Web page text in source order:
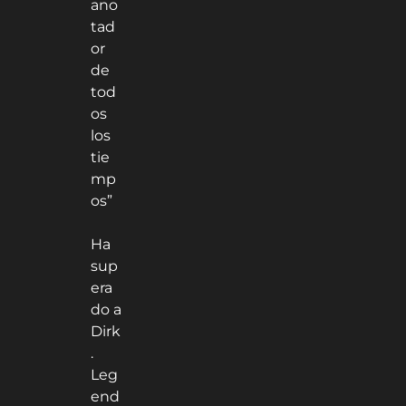
ano
tad
or
de
tod
os
los
tie
mp
os”
Ha
sup
era
do a
Dirk
.
Leg
end